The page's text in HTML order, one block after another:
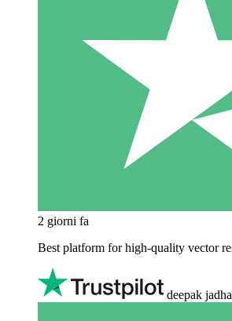
2 giorni fa
Best platform for high-quality vector
deepak